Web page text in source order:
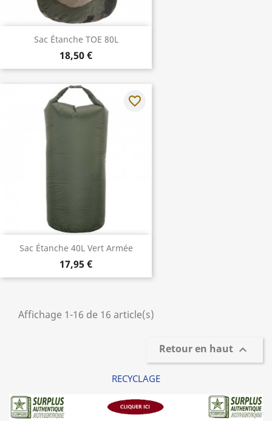
Sac Étanche TOE 80L
18,50 €
Sac Étanche 40L Vert Armée
17,95 €
favorite_border
Affichage 1-16 de 16 article(s)
Retour en haut 
RECYCLAGE